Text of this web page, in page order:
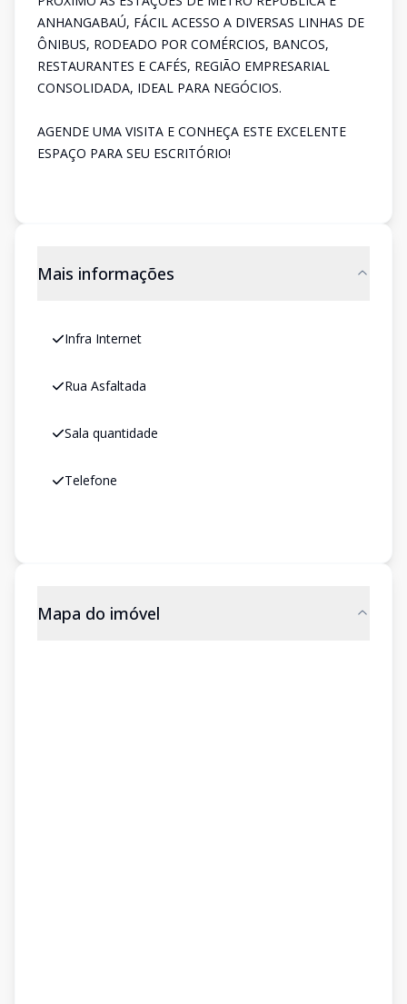
ANHANGABAÚ, FÁCIL ACESSO A DIVERSAS LINHAS DE
ÔNIBUS, RODEADO POR COMÉRCIOS, BANCOS,
RESTAURANTES E CAFÉS, REGIÃO EMPRESARIAL
CONSOLIDADA, IDEAL PARA NEGÓCIOS.
AGENDE UMA VISITA E CONHEÇA ESTE EXCELENTE
ESPAÇO PARA SEU ESCRITÓRIO!
Mais informações
Infra Internet
Rua Asfaltada
Sala quantidade
Telefone
Mapa do imóvel